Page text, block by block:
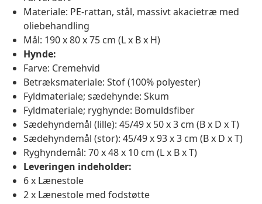
Materiale: PE-rattan, stål, massivt akacietræ med
oliebehandling
Mål: 190 x 80 x 75 cm (L x B x H)
Hynde:
Farve: Cremehvid
Betræksmateriale: Stof (100% polyester)
Fyldmateriale; sædehynde: Skum
Fyldmateriale; ryghynde: Bomuldsfiber
Sædehyndemål (lille): 45/49 x 50 x 3 cm (B x D x T)
Sædehyndemål (stor): 45/49 x 93 x 3 cm (B x D x T)
Ryghyndemål: 70 x 48 x 10 cm (L x B x T)
Leveringen indeholder:
6 x Lænestole
2 x Lænestole med fodstøtte